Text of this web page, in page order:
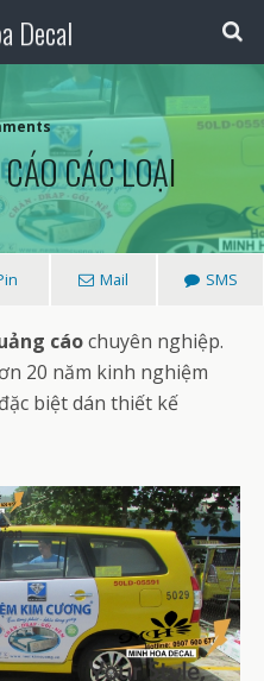
Decal
CÁC LOẠI
Mail SMS
cáochuyên nghiệp.
20 năm kinh nghiệm
biệt dán thiết kế